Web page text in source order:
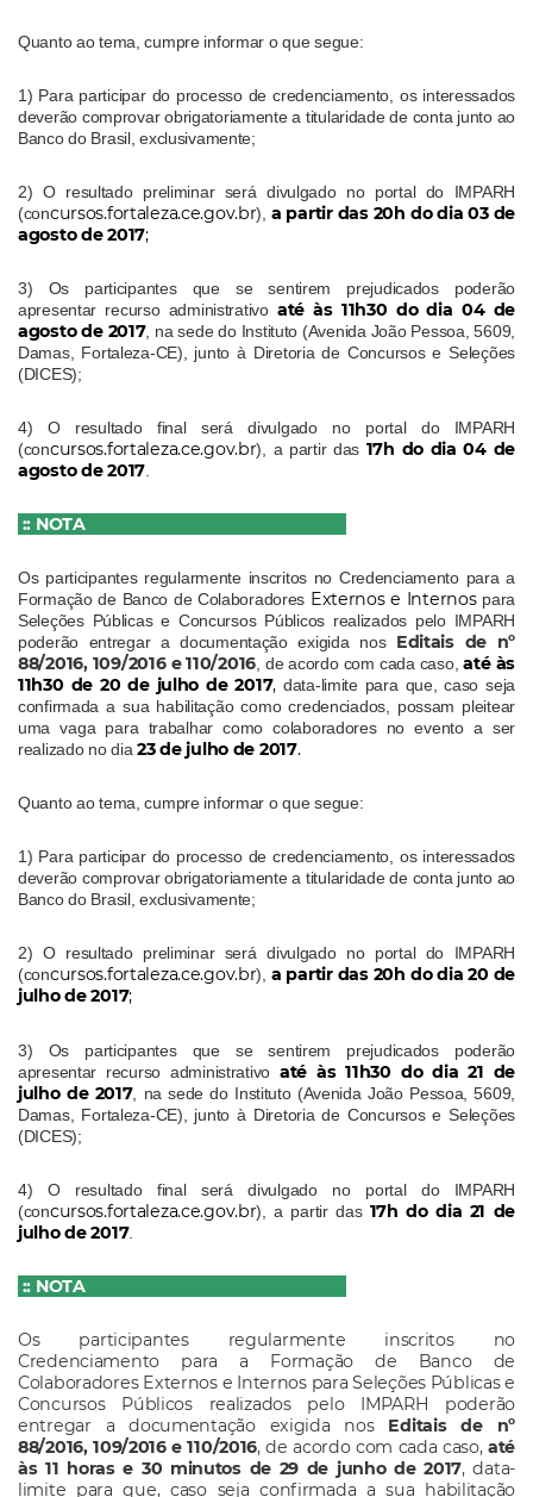
Quanto ao tema, cumpre informar o que segue:
1) Para participar do processo de credenciamento, os interessados
deverão comprovar obrigatoriamente a titularidade de conta junto ao
Banco do Brasil, exclusivamente;
2) O resultado preliminar será divulgado no portal do IMPARH
(concursos.fortaleza.ce.gov.br), a partir das 20h do dia 03 de
agosto de 2017;
3) Os participantes que se sentirem prejudicados poderão
apresentar recurso administrativo até às 11h30 do dia 04 de
agosto de 2017, na sede do Instituto (Avenida João Pessoa, 5609,
Damas, Fortaleza-CE), junto à Diretoria de Concursos e Seleções
(DICES);
4) O resultado final será divulgado no portal do IMPARH
(concursos.fortaleza.ce.gov.br), a partir das 17h do dia 04 de
agosto de 2017
:: NOTA
Os participantes regularmente inscritos no Credenciamento para a
Formação de Banco de Colaboradores Externos e Internos para
Seleções Públicas e Concursos Públicos realizados pelo IMPARH
poderão entregar a documentação exigida nos Editais de nº
88/2016, 109/2016 e 110/2016, de acordo com cada caso,até às
11h30 de 20 de julho de 2017, data-limite para que, caso seja
confirmada a sua habilitação como credenciados, possam pleitear
uma vaga para trabalhar como colaboradores no evento a ser
realizado no dia23 de julho de 2017.
Quanto ao tema, cumpre informar o que segue:
1) Para participar do processo de credenciamento, os interessados
deverão comprovar obrigatoriamente a titularidade de conta junto ao
Banco do Brasil, exclusivamente;
2) O resultado preliminar será divulgado no portal do IMPARH
(concursos.fortaleza.ce.gov.br), a partir das 20h do dia 20 de
julho de 2017;
3) Os participantes que se sentirem prejudicados poderão
apresentar recurso administrativo até às 11h30 do dia 21 de
julho de 2017, na sede do Instituto (Avenida João Pessoa, 5609,
Damas, Fortaleza-CE), junto à Diretoria de Concursos e Seleções
(DICES);
4) O resultado final será divulgado no portal do IMPARH
(concursos.fortaleza.ce.gov.br), a partir das 17h do dia 21 de
julho de 2017.
:: NOTA
Os participantes regularmente inscritos no
Credenciamento para a Formação de Banco de
Colaboradores Externos e Internos para Seleções Públicas e
Concursos Públicos realizados pelo IMPARH poderão
entregar a documentação exigida nosEditais de nº
88/2016, 109/2016 e 110/2016, de acordo com cada caso,até
às 11 horas e 30 minutos de 29 de junho de 2017, data-
limite para que, caso seja confirmada a sua habilitação